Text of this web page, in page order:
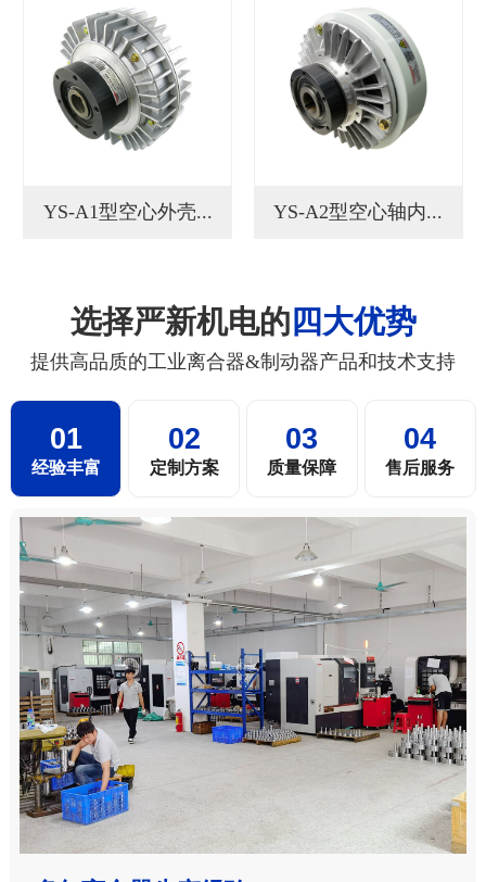
YS-A1型空心外壳... YS-A2型空心轴内...
选择严新机电的 四大优势
提供高品质的工业离合器&制动器产品和技术支持
01
经验丰富
02
定制方案
03
质量保障
04
售后服务